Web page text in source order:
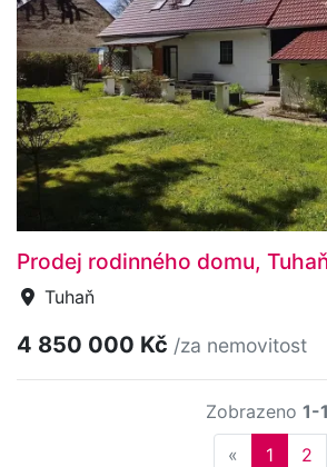
Prodej rodinného domu,
Tuhaň
4 850 000 Kč /za nemovitost
Zobrazeno 1-
« Previous
1 2